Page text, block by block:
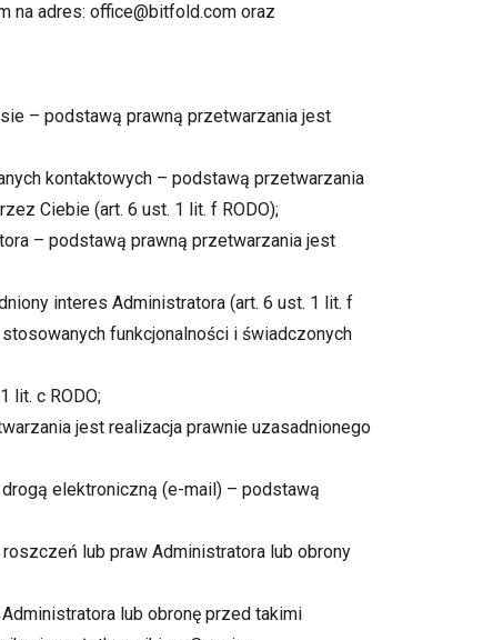
na adres: office@bitfold.com oraz
– podstawą prawną przetwarzania jest
kontaktowych – podstawą przetwarzania
Ciebie (art. 6 ust. 1 lit. f RODO);
– podstawą prawną przetwarzania jest
interes Administratora (art. 6 ust. 1 lit. f
funkcjonalności i świadczonych
lit. c RODO;
jest realizacja prawnie uzasadnionego
elektroniczną (e-mail) – podstawą
lub praw Administratora lub obrony
lub obronę przed takimi